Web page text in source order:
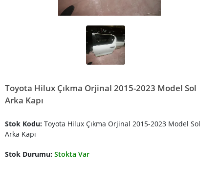
Toyota Hilux Çıkma Orjinal 2015-2023 Model Sol
Arka Kapı
Stok Kodu: Toyota Hilux Çıkma Orjinal 2015-2023 Model Sol
Arka Kapı
Stok Durumu: Stokta Var